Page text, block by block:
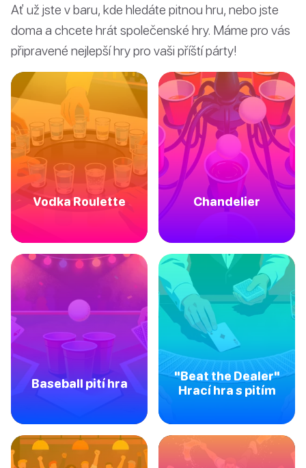
Ať už jste v baru, kde hledáte pitnou hru, nebo jste
doma a chcete hrát společenské hry. Máme pro vás
připravené nejlepší hry pro vaši příští párty!
Vodka Roulette Chandelier
Baseball pití hra
"Beat the Dealer"
Hrací hra s pitím